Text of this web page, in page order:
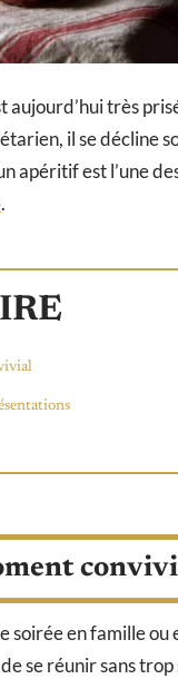
aujourd’hui très
il se décline
apéritif est l’une
.
soirée en famille
se réunir sans